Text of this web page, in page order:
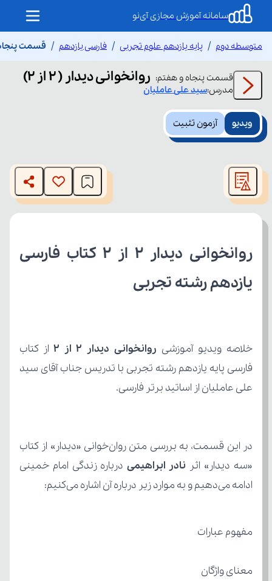
سامانه آموزش مجازی آی‌نو
متوسطه دوم پایه یازدهم علوم تجربی فارسی یازدهم قسمت پنجاه و
قسمت پنجاه و هفتم: روانخوانی دیدار ( ۲ از ۲)
مدرس:سید علیعاملیان
ویدیو آزمون تثبیت
modal
window.
The media could not be loaded, either because the server
or network failed or because the format is not supported.
یازدهم رشته تجربی
خلاصه ویدیو آموزشی روانخوانی دیدار ۲ از ۲
از کتاب
علی عاملیان از اساتید برتر فارسی.
«سه دیدار» اثر نادر ابراهیمی
ادامه می‌دهیم و به موارد زیر درباره آن اشاره می‌کنیم:
مفهوم عبارات
معنای واژگان